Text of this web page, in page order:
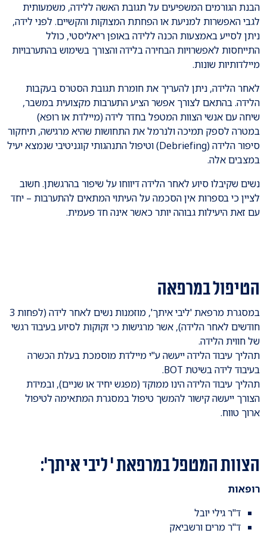
הבנת הגורמים המשפיעים על תגובת האשה ללידה, משמעותית
לגבי האפשרות למניעת או הפחתת המצוקות והקשיים. לפני לידה,
ניתן לסייע באמצעות הכנה ללידה באופן ריאליסטי, כולל
התייחסות לאפשרויות הבחירה בלידה והצורך בשימוש בהתערבויות
מיילדותיות שונות.
לאחר הלידה, ניתן להעריך את חומרת תגובת הסטרס בעקבות
הלידה. בהתאם לצורך אפשר הציע התערבות מקצועית במשבר,
שיחה עם אנשי הצוות המטפל בחדר לידה (מיילדת או רופא)
במטרה לספק תמיכה ולנרמל את התחושות שהיא מרגישה, תיחקור
סיפור הלידה (Debriefing) וטיפול התנהגותי קוגניטיבי שנמצא יעיל
במצבים אלה.
נשים שקיבלו סיוע לאחר הלידה דיווחו על שיפור בהרגשתן. חשוב
לציין כי בספרות אין הסכמה על העיתוי המתאים להתערבות – יחד
עם זאת היעילות גבוהה יותר כאשר אינה חד פעמית.
הטיפול במרפאה
במסגרת מרפאת 'ליבי איתך', מוזמנות נשים לאחר לידה (לפחות 3
חודשים לאחר הלידה), אשר מרגישות כי זקוקות לסיוע בעיבוד רגשי
של חווית הלידה.
תהליך עיבוד הלידה ייעשה ע"י מיילדת מוסמכת בעלת הכשרה
בעיבוד לידה בשיטת BOT.
תהליך עיבוד הלידה הינו ממוקד (מפגש יחיד או שניים), ובמידת
הצורך ייעשה קישור להמשך טיפול במסגרת המתאימה לטיפול
ארוך טווח.
הצוות המטפל במרפאת ' ליבי איתך':
רופאות
ד"ר גילי יובל
ד"ר מרים ורשביאק